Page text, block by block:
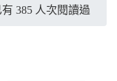
385 人次閱讀過